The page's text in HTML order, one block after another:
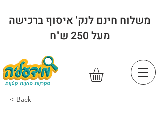
משלוח חינם לנק' איסוף ברכישה
מעל 250 ש"ח
< Back